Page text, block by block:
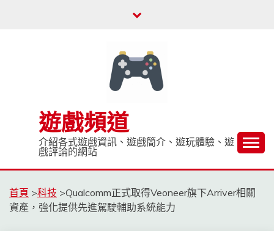
遊戲頻道
介紹各式遊戲資訊、遊戲簡介、遊玩體驗、遊
戲評論的網站
首頁 >科技 >Qualcomm正式取得Veoneer旗下Arriver相關
資產，強化提供先進駕駛輔助系統能力